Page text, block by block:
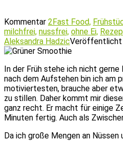
Kommentar 2Fast Food,
milchfrei, nussfrei, ohne Ei,
Aleksandra HadzicVeröffentlicht
In der Früh stehe ich nicht gerne
nach dem Aufstehen bin ich am
motiviertesten, brauche aber
zu stillen. Daher kommt mir
ganz recht. Er macht für einige
Minuten fertig. Auch als
Da ich große Mengen an Nüssen